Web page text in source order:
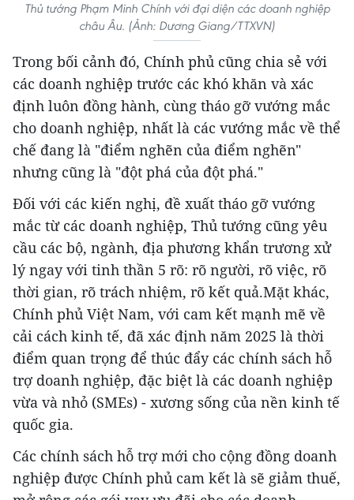
Thủ tướng Phạm Minh Chính với đại diện các doanh nghiệp
châu Âu. (Ảnh: Dương Giang/TTXVN)
Trong bối cảnh đó, Chính phủ cũng chia sẻ với
các doanh nghiệp trước các khó khăn và xác
định luôn đồng hành, cùng tháo gỡ vướng mắc
cho doanh nghiệp, nhất là các vướng mắc về thể
chế đang là "điểm nghẽn của điểm nghẽn"
nhưng cũng là "đột phá của đột phá."
Đối với các kiến nghị, đề xuất tháo gỡ vướng
mắc từ các doanh nghiệp, Thủ tướng cũng yêu
cầu các bộ, ngành, địa phương khẩn trương xử
lý ngay với tinh thần 5 rõ: rõ người, rõ việc, rõ
thời gian, rõ trách nhiệm, rõ kết quả.Mặt khác,
Chính phủ Việt Nam, với cam kết mạnh mẽ về
cải cách kinh tế, đã xác định năm 2025 là thời
điểm quan trọng để thúc đẩy các chính sách hỗ
trợ doanh nghiệp, đặc biệt là các doanh nghiệp
vừa và nhỏ (SMEs) - xương sống của nền kinh tế
quốc gia.
Các chính sách hỗ trợ mới cho cộng đồng doanh
nghiệp được Chính phủ cam kết là sẽ giảm thuế,